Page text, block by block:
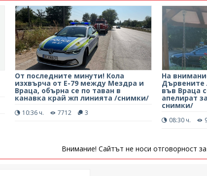
От последните минути! Кола
изхвърча от Е-79 между Мездра и
Враца, обърна се по таван в
канавка край жп линията /снимки/
10:36 ч. 7712 3
На
Дървените
във Враца
апелират
снимки/
08:30 ч.
Внимание! Сайтът не носи отговорност